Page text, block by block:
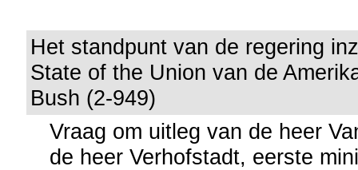
Het standpunt van de regering
State of the Union van de
Bush (2-949)
Vraag om uitleg van de heer
de heer Verhofstadt, eerste